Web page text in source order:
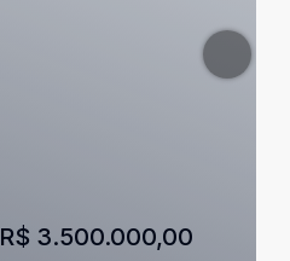
R$ 3.500.000,00